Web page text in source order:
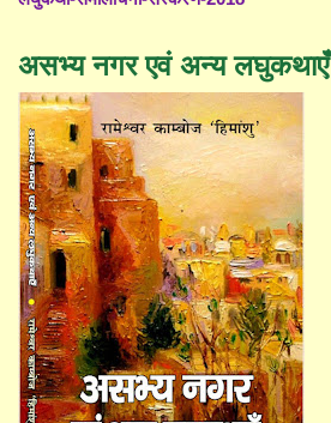
असभ्य नगर एवं अन्य लघुकथाएँ